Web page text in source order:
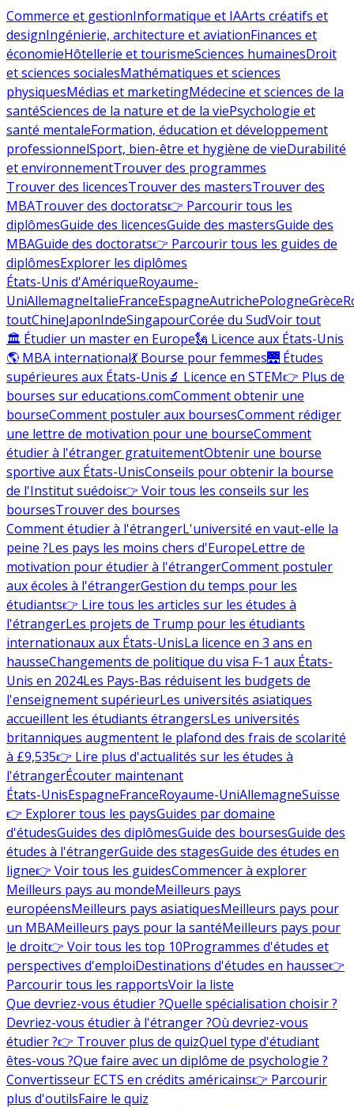
Commerce et gestionInformatique et IAArts créatifs et
designIngénierie, architecture et aviationFinances et
économieHôtellerie et tourismeSciences humainesDroit
et sciences socialesMathématiques et sciences
physiquesMédias et marketingMédecine et sciences de la
santéSciences de la nature et de la viePsychologie et
santé mentaleFormation, éducation et développement
professionnelSport, bien-être et hygiène de vieDurabilité
et environnementTrouver des programmes
Trouver des licencesTrouver des mastersTrouver des
MBATrouver des doctorats👉 Parcourir tous les
diplômesGuide des licencesGuide des mastersGuide des
MBAGuide des doctorats👉 Parcourir tous les guides de
diplômesExplorer les diplômes
États-Unis d'AmériqueRoyaume-
UniAllemagneItalieFranceEspagneAutrichePologneGrèce
toutChineJaponIndeSingapourCorée du SudVoir tout
🏛 Étudier un master en Europe🗽 Licence aux États-Unis
🌎 MBA international💃 Bourse pour femmes🌉 Études
supérieures aux États-Unis🔬 Licence en STEM👉 Plus de
bourses sur educations.comComment obtenir une
bourseComment postuler aux boursesComment rédiger
une lettre de motivation pour une bourseComment
étudier à l'étranger gratuitementObtenir une bourse
sportive aux États-UnisConseils pour obtenir la bourse
de l'Institut suédois👉 Voir tous les conseils sur les
boursesTrouver des bourses
Comment étudier à l'étrangerL'université en vaut-elle la
peine ?Les pays les moins chers d'EuropeLettre de
motivation pour étudier à l'étrangerComment postuler
aux écoles à l'étrangerGestion du temps pour les
étudiants👉 Lire tous les articles sur les études à
l'étrangerLes projets de Trump pour les étudiants
internationaux aux États-UnisLa licence en 3 ans en
hausseChangements de politique du visa F-1 aux États-
Unis en 2024Les Pays-Bas réduisent les budgets de
l'enseignement supérieurLes universités asiatiques
accueillent les étudiants étrangersLes universités
britanniques augmentent le plafond des frais de scolarité
à £9,535👉 Lire plus d'actualités sur les études à
l'étrangerÉcouter maintenant
États-UnisEspagneFranceRoyaume-UniAllemagneSuisse
👉 Explorer tous les paysGuides par domaine
d'étudesGuides des diplômesGuide des boursesGuide des
études à l'étrangerGuide des stagesGuide des études en
ligne👉 Voir tous les guidesCommencer à explorer
Meilleurs pays au mondeMeilleurs pays
européensMeilleurs pays asiatiquesMeilleurs pays pour
un MBAMeilleurs pays pour la santéMeilleurs pays pour
le droit👉 Voir tous les top 10Programmes d'études et
perspectives d'emploiDestinations d'études en hausse👉
Parcourir tous les rapportsVoir la liste
Que devriez-vous étudier ?Quelle spécialisation choisir ?
Devriez-vous étudier à l'étranger ?Où devriez-vous
étudier ?👉 Trouver plus de quizQuel type d'étudiant
êtes-vous ?Que faire avec un diplôme de psychologie ?
Convertisseur ECTS en crédits américains👉 Parcourir
plus d'outilsFaire le quiz